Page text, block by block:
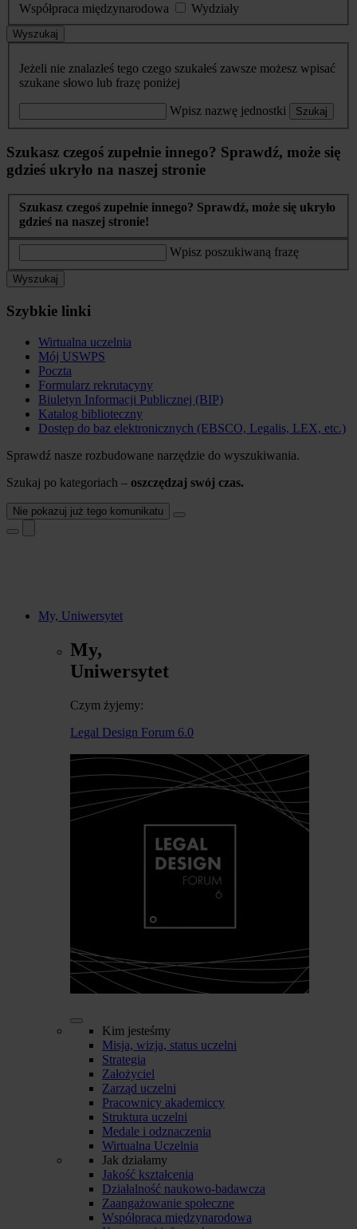
Współpraca międzynarodowa
Wydziały
Wyszukaj
Jeżeli nie znalazłeś tego czego szukałeś zawsze możesz wpisać
szukane słowo lub frazę poniżej
Wpisz nazwę jednostki Szukaj
Szukasz czegoś zupełnie innego? Sprawdź, może się
gdzieś ukryło na naszej stronie
Szukasz czegoś zupełnie innego? Sprawdź, może się ukryło
gdzieś na naszej stronie!
Wpisz poszukiwaną frazę
Wyszukaj
Szybkie linki
Wirtualna uczelnia
Mój USWPS
Poczta
Formularz rekrutacyny
Biuletyn Informacji Publicznej (BIP)
Katalog biblioteczny
Dostęp do baz elektronicznych (EBSCO, Legalis, LEX, etc.)
Sprawdź nasze rozbudowane narzędzie do wyszukiwania.
Szukaj po kategoriach – oszczędzaj swój czas.
Nie pokazuj już tego komunikatu
My, Uniwersytet
My,
Uniwersytet
Czym żyjemy:
Legal Design Forum 6.0
Kim jesteśmy
Misja, wizja, status uczelni
Strategia
Założyciel
Zarząd uczelni
Pracownicy akademiccy
Struktura uczelni
Medale i odznaczenia
Wirtualna Uczelnia
Jak działamy
Jakość kształcenia
Działalność naukowo-badawcza
Zaangażowanie społeczne
Współpraca międzynarodowa